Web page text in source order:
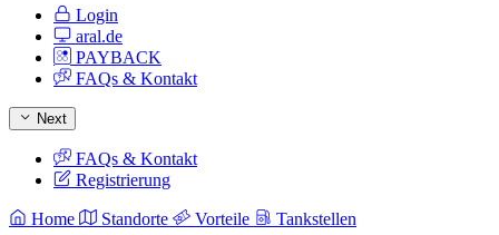
Login
aral.de
PAYBACK
FAQs & Kontakt
Next
FAQs & Kontakt
Registrierung
Home Standorte Vorteile Tankstellen